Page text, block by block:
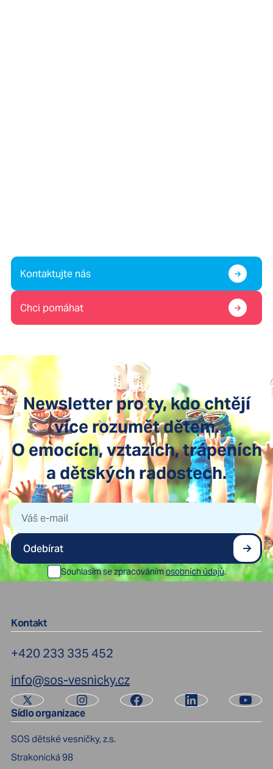
Kontaktujte nás
Chci pomáhat
Newsletter pro ty, kdo chtějí
více rozumět dětem.
O emocích, vztazích, trápeních
a dětských radostech.
Odebírat
Souhlasím se zpracovánímosobních údajů.
Kontakt
+420 233 335 452
info@sos-vesnicky.cz
Sídlo organizace
SOS dětské vesničky, z.s.
Strakonická 98